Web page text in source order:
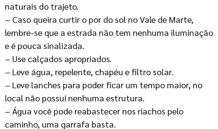
naturais do trajeto.
– Caso queira curtir o por do sol no Vale de Marte,
lembre-se que a estrada não tem nenhuma iluminação
e é pouca sinalizada.
– Use calçados apropriados.
– Leve água, repelente, chapéu e filtro solar.
– Leve lanches para poder ficar um tempo maior, no
local não possui nenhuma estrutura.
– Água você pode reabastecer nos riachos pelo
caminho, uma garrafa basta.